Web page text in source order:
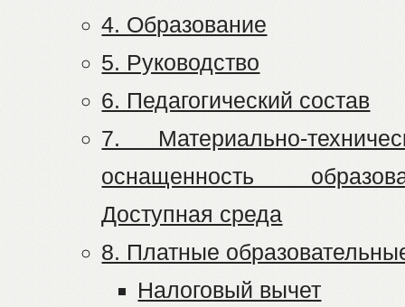
4. Образование
5. Руководство
6. Педагогический состав
7. Материально-
оснащенность
Доступная среда
8. Платные
Налоговый вычет